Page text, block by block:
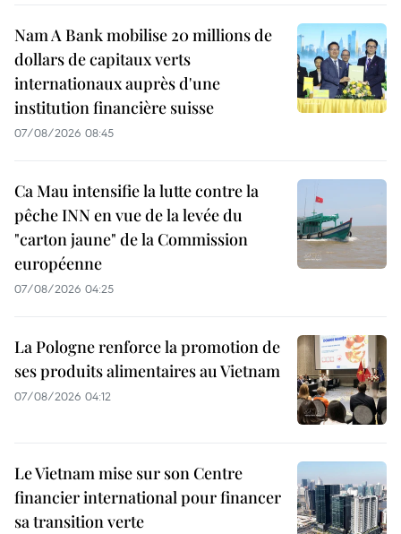
Nam A Bank mobilise 20 millions de
dollars de capitaux verts
internationaux auprès d'une
institution financière suisse
07/08/2026 08:45
Ca Mau intensifie la lutte contre la
pêche INN en vue de la levée du
"carton jaune" de la Commission
européenne
07/08/2026 04:25
La Pologne renforce la promotion de
ses produits alimentaires au Vietnam
07/08/2026 04:12
Le Vietnam mise sur son Centre
financier international pour financer
sa transition verte